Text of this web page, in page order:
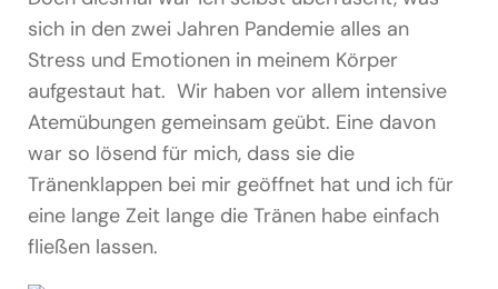
sich in den zwei Jahren Pandemie alles an
Stress und Emotionen in meinem Körper
aufgestaut hat. Wir haben vor allem intensive
Atemübungen gemeinsam geübt. Eine davon
war so lösend für mich, dass sie die
Tränenklappen bei mir geöffnet hat und ich für
eine lange Zeit lange die Tränen habe einfach
fließen lassen.